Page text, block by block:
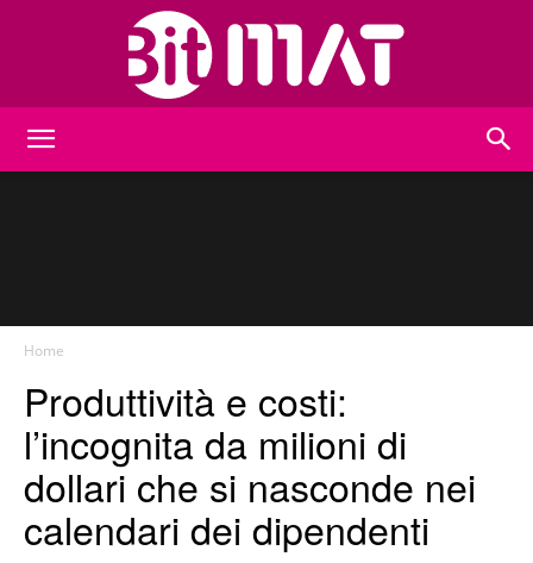
Home
Produttività e costi:
l’incognita da milioni di
dollari che si nasconde nei
calendari dei dipendenti